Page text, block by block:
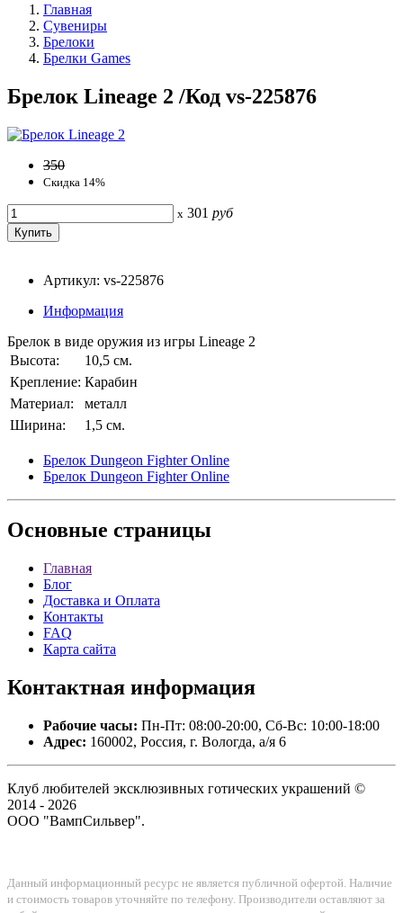
Главная
Сувениры
Брелоки
Брелки Games
Брелок Lineage 2 /Код vs-225876
350
Скидка 14%
x 301 руб
Артикул: vs-225876
Информация
Брелок в виде оружия из игры Lineage 2
Высота:
10,5 см.
Крепление: Карабин
Материал:
металл
Ширина:
1,5 см.
Брелок Dungeon Fighter Online
Брелок Dungeon Fighter Online
Основные страницы
Главная
Блог
Доставка и Оплата
Контакты
FAQ
Карта сайта
Контактная информация
Рабочие часы: Пн-Пт: 08:00-20:00, Сб-Вс: 10:00-18:00
Адрес: 160002, Россия, г. Вологда, а/я 6
Клуб любителей эксклюзивных готических украшений ©
2014 - 2026
ООО "ВампСильвер".
Данный информационный ресурс не является публичной офертой. Наличие
и стоимость товаров уточняйте по телефону. Производители оставляют за